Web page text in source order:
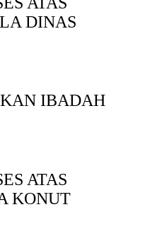
DINAS
IBADAH
ATAS
KONUT